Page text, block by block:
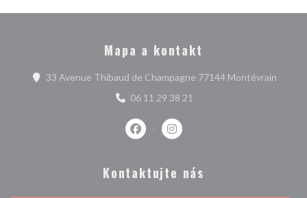
Mapa a kontakt
33 Avenue Thibaud de Champagne 77144 Montévrain
06 11 29 38 21
Facebook ((otevře se v novém okně))
Instagram ((otevře se v
Kontaktujte nás